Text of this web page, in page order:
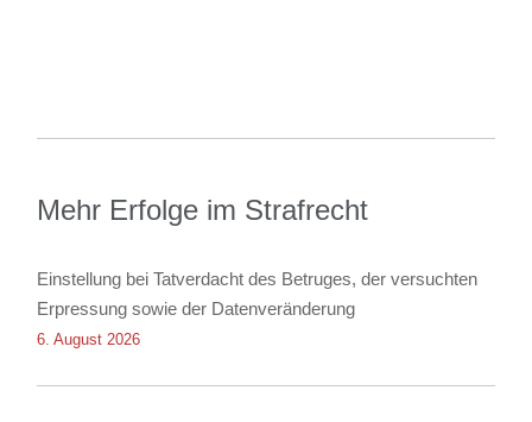
Mehr Erfolge im Strafrecht
Einstellung bei Tatverdacht des Betruges, der versuchten
Erpressung sowie der Datenveränderung
6. August 2026